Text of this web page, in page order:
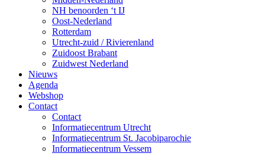
NH benoorden ‘t IJ
Oost-Nederland
Rotterdam
Utrecht-zuid / Rivierenland
Zuidoost Brabant
Zuidwest Nederland
Nieuws
Agenda
Webshop
Contact
Contact
Informatiecentrum Utrecht
Informatiecentrum St. Jacobiparochie
Informatiecentrum Vessem